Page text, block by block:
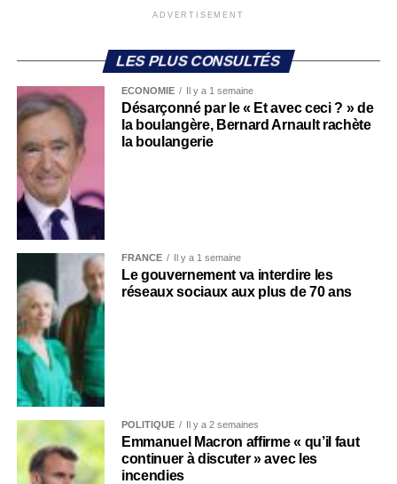
ADVERTISEMENT
LES PLUS CONSULTÉS
ECONOMIE Il y a 1 semaine
Désarçonné par le « Et avec ceci ? » de
la boulangère, Bernard Arnault rachète
la boulangerie
FRANCE Il y a 1 semaine
Le gouvernement va interdire les
réseaux sociaux aux plus de 70 ans
POLITIQUE Il y a 2 semaines
Emmanuel Macron affirme « qu’il faut
continuer à discuter » avec les
incendies